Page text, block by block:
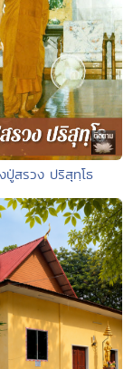
ปู่สรวง ปริสุทฺโธ